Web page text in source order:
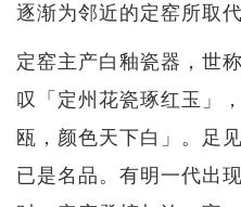
逐渐为邻近的定窑所取代
定窑主产白釉瓷器，世
叹「定州花瓷琢红玉」
瓯，颜色天下白」。足
已是名品。有明一代出